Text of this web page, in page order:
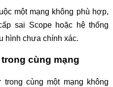
một mạng không phù hợp,
sai Scope hoặc hệ thống
hình chưa chính xác.
cùng mạng
cùng một mạng không